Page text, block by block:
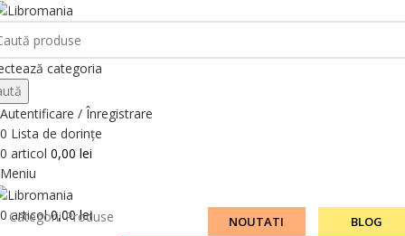
categoria
Autentificare / Înregistrare
0 Lista de dorințe
0 articol 0,00 lei
Meniu
0articol 0,00lei
Categorii Produse NOUTATI BLOG